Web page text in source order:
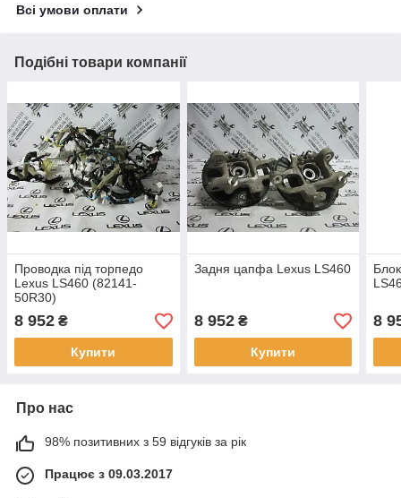
Всі умови оплати
Подібні товари компанії
Проводка під торпедо
Lexus LS460 (82141-
50R30)
8 952 ₴
Купити
Задня цапфа Lexus LS460
8 952₴
Купити
8
Про нас
98% позитивних з 59 відгуків за рік
Працює з 09.03.2017